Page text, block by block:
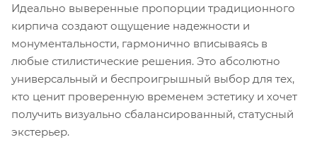
Идеально выверенные пропорции традиционного
кирпича создают ощущение надежности и
монументальности, гармонично вписываясь в
любые стилистические решения. Это абсолютно
универсальный и беспроигрышный выбор для тех,
кто ценит проверенную временем эстетику и хочет
получить визуально сбалансированный, статусный
экстерьер.